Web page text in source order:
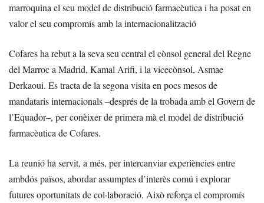
marroquina el seu model de distribució farmacèutica i ha posat en
valor el seu compromís amb la internacionalització
Cofares ha rebut a la seva seu central el cònsol general del Regne
del Marroc a Madrid, Kamal Arifi, i la vicecònsol, Asmae
Derkaoui. Es tracta de la segona visita en pocs mesos de
mandataris internacionals –després de la trobada amb el Govern de
l’Equador–, per conèixer de primera mà el model de distribució
farmacèutica de Cofares.
La reunió ha servit, a més, per intercanviar experiències entre
ambdós països, abordar assumptes d’interès comú i explorar
futures oportunitats de col·laboració. Això reforça el compromís